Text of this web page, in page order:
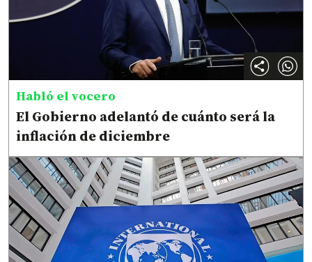
Habló el vocero
El Gobierno adelantó de cuánto será la
inflación de diciembre